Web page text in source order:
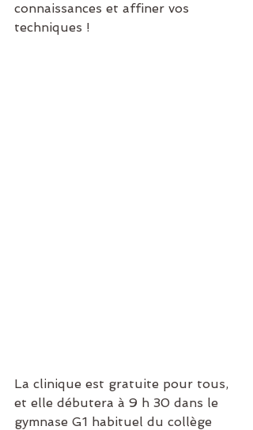
connaissances et affiner vos
techniques !
La clinique est gratuite pour tous,
et elle débutera à 9 h 30 dans le
gymnase G1 habituel du collège